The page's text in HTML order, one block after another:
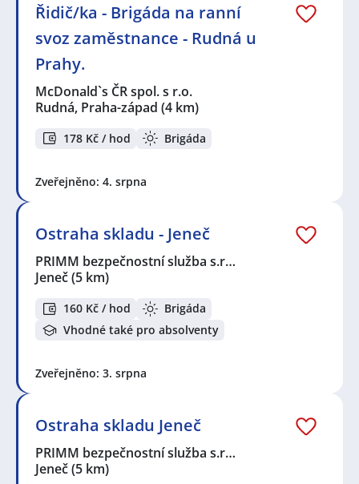
Řidič/ka - Brigáda na ranní
svoz zaměstnance - Rudná u
Prahy.
McDonald`s ČR spol. s r.o.
Rudná, Praha-západ (4 km)
178 Kč / hod Brigáda
Zveřejněno: 4. srpna
Ostraha skladu - Jeneč
PRIMM bezpečnostní služba s.r…
Jeneč(5 km)
160 Kč / hod
Brigáda
Vhodné také pro absolventy
Zveřejněno: 3. srpna
Ostraha skladu Jeneč
PRIMM bezpečnostní služba s.r…
Jeneč(5 km)